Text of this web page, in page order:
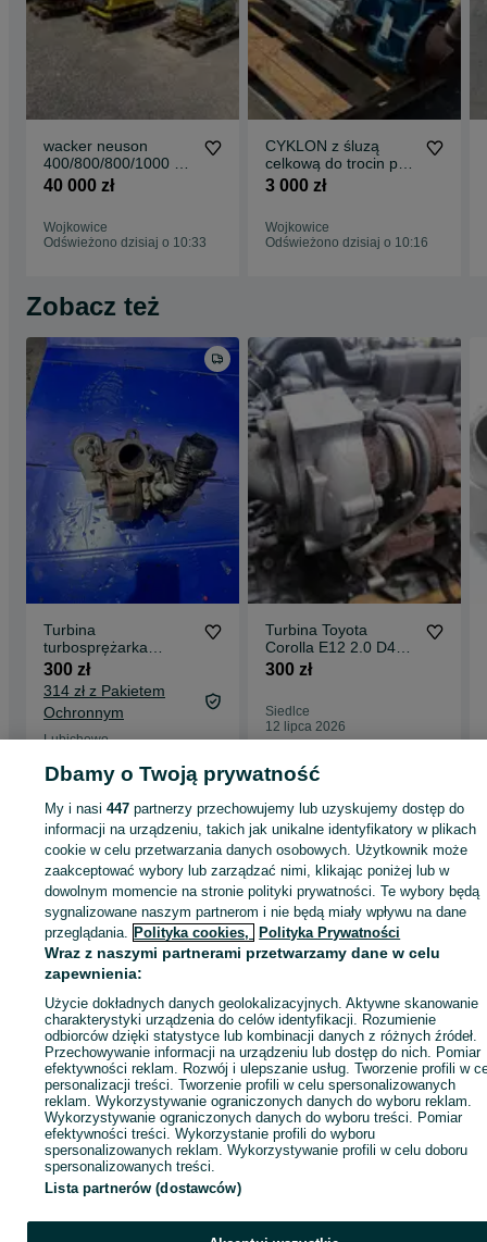
wacker neuson
400/800/800/1000 kg
komplet 4
40 000 zł
Wojkowice
Odświeżono dzisiaj o 10:33
CYKLON z śluzą
celkową do trocin pyłu
itp używany stan
3 000 zł
Wojkowice
Odświeżono dzisiaj o 10:16
Zobacz też
Turbina
turbosprężarka
Toyota Corolla Verso
2.2 D4D
300 zł
314 zł z Pakietem
Ochronnym
Lubichowo
Turbina Toyota
Corolla E12 2.0 D4D
1CD 17201-27050
300 zł
Siedlce
12 lipca 2026
Strona główna Rolnictwo Części do maszyn rolniczych
Części do maszyn
rolniczych - Śląskie
Części do maszyn rolniczych - Wojkowice
KATEGORIA
ID:1052082609 Wyświetlenia:
Zadzwoń / SMS Wyślij wiadomość
Dbamy o Twoją prywatność
My i nasi447 partnerzy przechowujemy lub uzyskujemy dostęp do
informacji na urządzeniu, takich jak unikalne identyfikatory w plikach
cookie w celu przetwarzania danych osobowych. Użytkownik może
zaakceptować wybory lub zarządzać nimi, klikając poniżej lub w
dowolnym momencie na stronie polityki prywatności. Te wybory będą
sygnalizowane naszym partnerom i nie będą miały wpływu na dane
przeglądania. Polityka cookies, Polityka Prywatności
Wraz z naszymi partnerami przetwarzamy dane w celu
zapewnienia:
Użycie dokładnych danych geolokalizacyjnych. Aktywne skanowanie
charakterystyki urządzenia do celów identyfikacji. Rozumienie
odbiorców dzięki statystyce lub kombinacji danych z różnych źródeł.
Przechowywanie informacji na urządzeniu lub dostęp do nich. Pomiar
efektywności reklam. Rozwój i ulepszanie usług. Tworzenie profili w
personalizacji treści. Tworzenie profili w celu spersonalizowanych
reklam. Wykorzystywanie ograniczonych danych do wyboru reklam.
Wykorzystywanie ograniczonych danych do wyboru treści. Pomiar
efektywności treści. Wykorzystanie profili do wyboru
spersonalizowanych reklam. Wykorzystywanie profili w celu doboru
spersonalizowanych treści.
Lista partnerów (dostawców)